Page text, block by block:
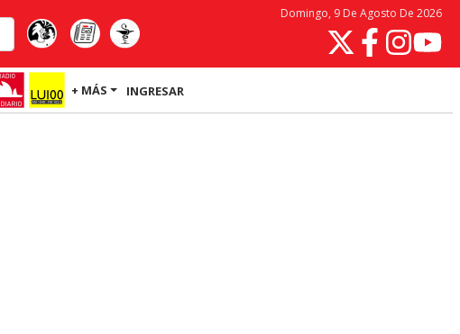
Domingo, 9 De Agosto De 2026
+ MÁS INGRESAR